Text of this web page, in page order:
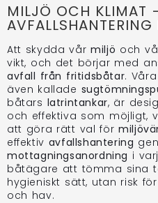
MILJÖ OCH KLIMAT
Att skydda vårmiljö och
vikt, och det börjar med
avfall från fritidsbåtar.
även kallade
båtars latrintankar, är
och effektiva som möjligt,
att göra rätt val för
effektiv avfallshantering
mottagningsanordning i
båtägare att tömma sina
hygieniskt sätt, utan risk för
och hav.